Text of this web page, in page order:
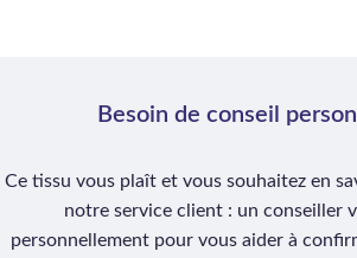
Besoin de conseil
Ce tissu vous plaît et vous souhaitez en
notre service client : un conseiller
personnellement pour vous aider à